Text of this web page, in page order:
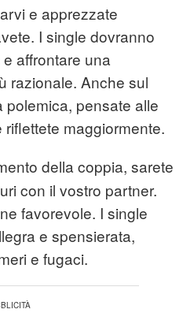
e apprezzate
I single dovranno
affrontare una
razionale. Anche sul
polemica, pensate alle
maggiormente.
della coppia, sarete
con il vostro partner.
favorevole. I single
e spensierata,
e fugaci.